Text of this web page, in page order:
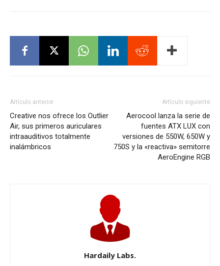
Artículo anterior
Creative nos ofrece los Outlier
Air, sus primeros auriculares
intraauditivos totalmente
inalámbricos
Artículo siguiente
Aerocool lanza la serie de
fuentes ATX LUX con
versiones de 550W, 650W y
750S y la «reactiva» semitorre
AeroEngine RGB
Hardaily Labs.